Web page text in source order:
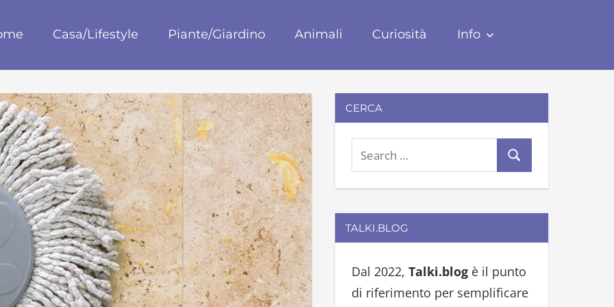
Casa/Lifestyle Piante/Giardino Animali Curiosità Info
CERCA
e
a
r
c
f
o
e
c
TALKI.BLOG
Dal 2022, Talki.blogè il punto
di riferimento per semplificare